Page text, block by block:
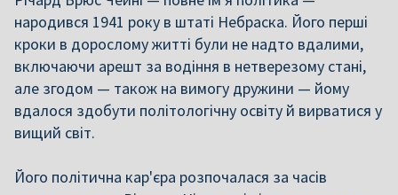
народився 1941 року в штаті Небраска. Його перші
кроки в дорослому житті були не надто вдалими,
включаючи арешт за водіння в нетверезому стані,
але згодом — також на вимогу дружини — йому
вдалося здобути політологічну освіту й вирватися у
вищий світ.
Його політична кар'єра розпочалася за часів